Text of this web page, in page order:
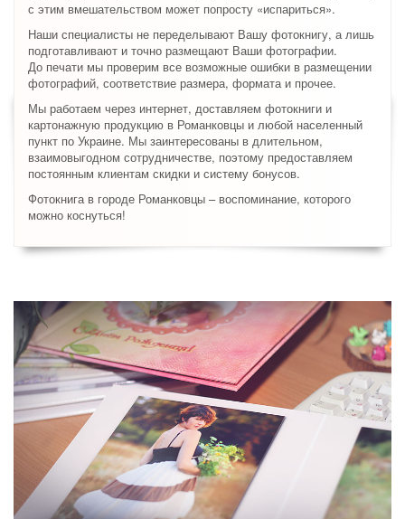
с этим вмешательством может попросту «испариться».
Наши специалисты не переделывают Вашу фотокнигу, а лишь
подготавливают и точно размещают Ваши фотографии.
До печати мы проверим все возможные ошибки в размещении
фотографий, соответствие размера, формата и прочее.
Мы работаем через интернет, доставляем фотокниги и
картонажную продукцию в Романковцы и любой населенный
пункт по Украине. Мы заинтересованы в длительном,
взаимовыгодном сотрудничестве, поэтому предоставляем
постоянным клиентам скидки и систему бонусов.
Фотокнига в городе Романковцы – воспоминание, которого
можно коснуться!